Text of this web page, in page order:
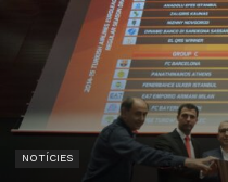
NOTÍCIES